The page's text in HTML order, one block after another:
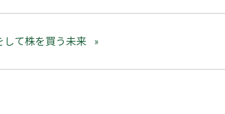
して株を買う未来